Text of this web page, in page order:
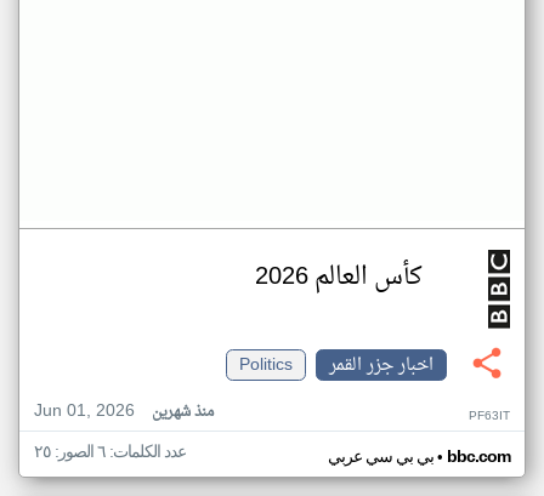
كأس العالم 2026
اخبار جزر القمر
Politics
Jun 01, 2026
منذ شهرين PF63IT
بي بي سي عربي• bbc.com عدد الكلمات: ٦ الصور: ٢٥